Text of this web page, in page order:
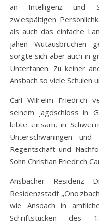
an Intelligenz und
zwiespältigen
als auch das einfache
jähen Wutausbrüchen
sorgte sich aber auch in
Untertanen. Zu keiner
Ansbach so viele Schulen
Carl Wilhelm Friedrich
seinem Jagdschloss in
lebte einsam, in
Unterschwaningen
Regentschaft und
Sohn Christian Friedrich
Ansbacher Residenz
Residenzstadt
wie Ansbach in
Schriftstücken des